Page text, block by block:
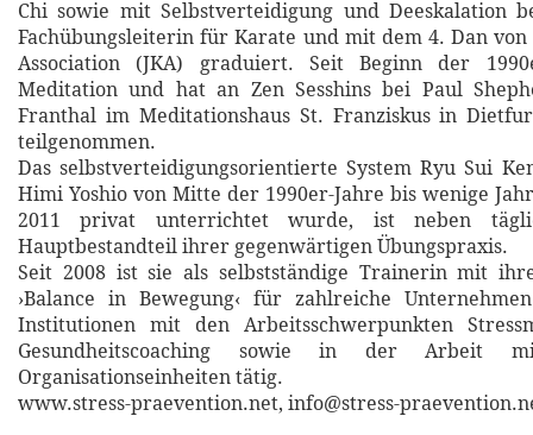
Chi sowie mit Selbstverteidigung und Deeskalation
Fachübungsleiterin für Karate und mit dem 4. Dan von
Association (JKA) graduiert. Seit Beginn der
Meditation und hat an Zen Sesshins bei Paul
Franthal im Meditationshaus St. Franziskus in
teilgenommen.
Das selbstverteidigungsorientierte System Ryu Sui
Himi Yoshio von Mitte der 1990er-Jahre bis wenige
2011 privat unterrichtet wurde, ist neben
Hauptbestandteil ihrer gegenwärtigen Übungspraxis.
Seit 2008 ist sie als selbstständige Trainerin mit
›Balance in Bewegung‹ für zahlreiche
Institutionen mit den Arbeitsschwerpunkten
Gesundheitscoaching sowie in der Arbeit
Organisationseinheiten tätig.
www.stress-praevention.net, info@stress-